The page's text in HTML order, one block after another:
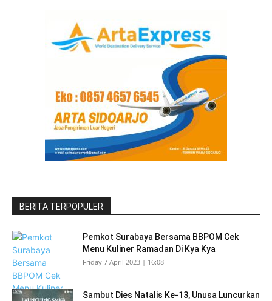
BERITA TERPOPULER
Pemkot Surabaya Bersama BBPOM Cek
Menu Kuliner Ramadan Di Kya Kya
Friday 7 April 2023 | 16:08
Sambut Dies Natalis Ke-13, Unusa Luncurkan